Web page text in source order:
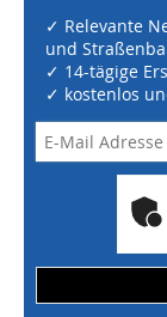
✓ Relevante
und
✓ 14-tägige
✓ kostenlos